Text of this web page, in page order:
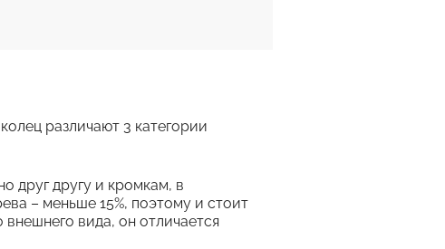
различают 3 категории
друг другу и кромкам, в
– меньше 15%, поэтому и стоит
вида, он отличается